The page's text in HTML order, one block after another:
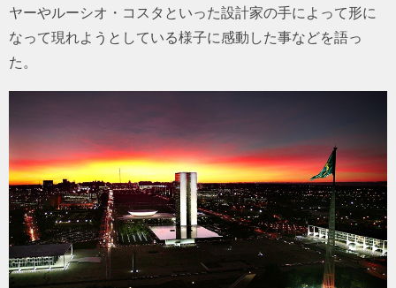
ヤーやルーシオ・コスタといった設計家の手によって形に
なって現れようとしている様子に感動した事などを語っ
た。